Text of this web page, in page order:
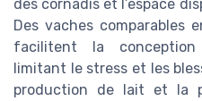
des cornadis et l’espace
Des vaches comparables
facilitent la conception
limitant le stress et les
production de lait et la